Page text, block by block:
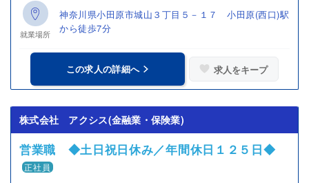
就業場所
神奈川県小田原市城山３丁目５－１７ 小田原(西口)駅
から徒歩7分
この求人の詳細へ 求人をキープ
株式会社 アクシス(金融業・保険業)
営業職 ◆土日祝日休み／年間休日１２５日◆
正社員